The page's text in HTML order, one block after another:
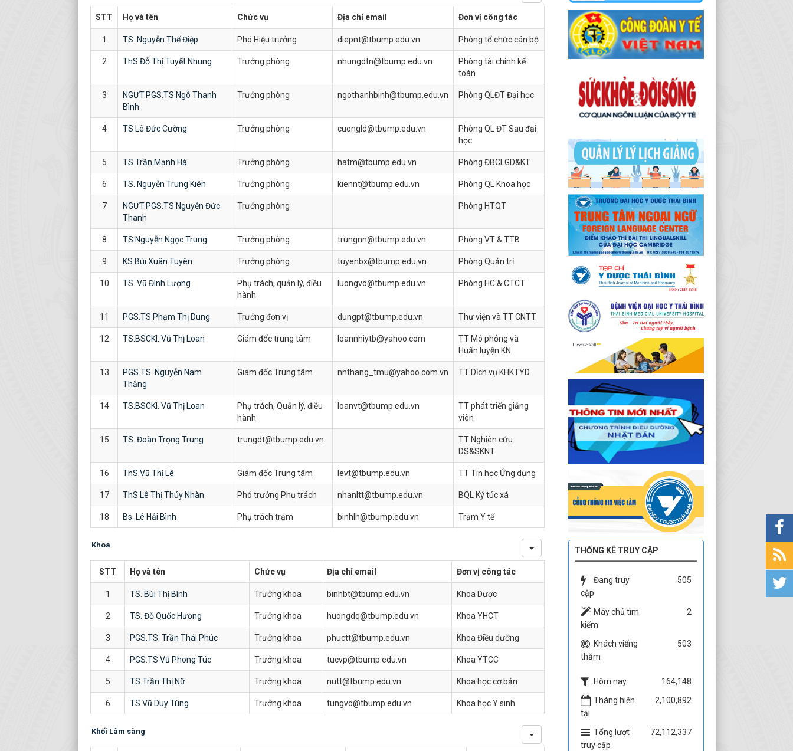
STT Họ và tên Chức vụ Địa chỉ email Đơn vị công tác
1 TS. Nguyễn Thế Điệp Phó Hiệu trưởng diepnt@tbump.edu.vn Phòng tổ chức cán bộ
2 ThS Đỗ Thị Tuyết Nhung Trưởng phòng nhungdtn@tbump.edu.vn
Phòng tài chính kế
toán
3
NGƯT.PGS.TS Ngô Thanh
Bình
Trưởng phòng ngothanhbinh@tbump.edu.vn Phòng QLĐT Đại học
4 TS Lê Đức Cường Trưởng phòng cuongld@tbump.edu.vn
Phòng QL ĐT Sau đại
học
5 TS Trần Mạnh Hà Trưởng phòng hatm@tbump.edu.vn Phòng ĐBCLGD&KT
6 TS. Nguyễn Trung Kiên Trưởng phòng kiennt@tbump.edu.vn Phòng QL Khoa học
7
NGƯT.PGS.TS Nguyễn Đức
Thanh
Trưởng phòng Phòng HTQT
8 TS Nguyễn Ngọc Trung Trưởng phòng trungnn@tbump.edu.vn Phòng VT & TTB
9 KS Bùi Xuân Tuyên Trưởng phòng tuyenbx@tbump.edu.vn Phòng Quản trị
10 TS. Vũ Đình Lượng
Phụ trách, quản lý, điều
hành
luongvd@tbump.edu.vn Phòng HC & CTCT
11 PGS.TS Phạm Thị Dung Trưởng đơn vị dungpt@tbump.edu.vn Thư viện và TT CNTT
12 TS.BSCKI. Vũ Thị Loan Giám đốc trung tâm loannhiytb@yahoo.com
TT Mô phỏng và
Huấn luyện KN
13
PGS.TS. Nguyễn Nam
Thắng
Giám đốc Trung tâm nnthang_tmu@yahoo.com.vn TT Dịch vụ KHKTYD
14 TS.BSCKI. Vũ Thị Loan
Phụ trách, Quản lý, điều
hành
loanvt@tbump.edu.vn
TT phát triển giảng
viên
15 TS. Đoàn Trọng Trung trungdt@tbump.edu.vn
TT Nghiên cứu
DS&SKNT
16 ThS.Vũ Thị Lê Giám đốc Trung tâm levt@tbump.edu.vn TT Tin học Ứng dụng
17 ThS Lê Thị Thúy Nhàn Phó trưởng Phụ trách nhanltt@tbump.edu.vn BQL Ký túc xá
18 Bs. Lê Hải Bình Phụ trách trạm binhlh@tbump.edu.vn Trạm Y tế
Khoa
STT Họ và tên Chức vụ Địa chỉ email Đơn vị công tác
1 TS. Bùi Thị Bình Trưởng khoa binhbt@tbump.edu.vn Khoa Dược
2 TS. Đỗ Quốc Hương Trưởng khoa huongdq@tbump.edu.vn Khoa YHCT
3 PGS.TS. Trần Thái Phúc Trưởng khoa phuctt@tbump.edu.vn Khoa Điều dưỡng
4 PGS.TS Vũ Phong Túc Trưởng khoa tucvp@tbump.edu.vn Khoa YTCC
5 TS Trần Thị Nữ Trưởng khoa nutt@tbump.edu.vn Khoa học cơ bản
6 TS Vũ Duy Tùng Trưởng khoa tungvd@tbump.edu.vn Khoa học Y sinh
Khối Lâm sàng
Thời gian đăng: 12/03/2026
lượt xem: 1326 | lượt tải:230
THỐNG KÊ TRUY CẬP
Đang truy
cập
505
Máy chủ tìm
kiếm
2
Khách viếng
thăm
503
Hôm nay
164,148
Tháng hiện
tại
2,100,892
Tổng lượt
truy cập
72,112,337